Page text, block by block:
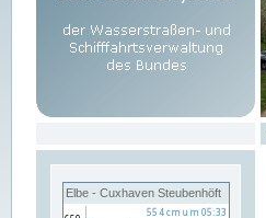
Elbe - Cuxhaven Steubenhöft